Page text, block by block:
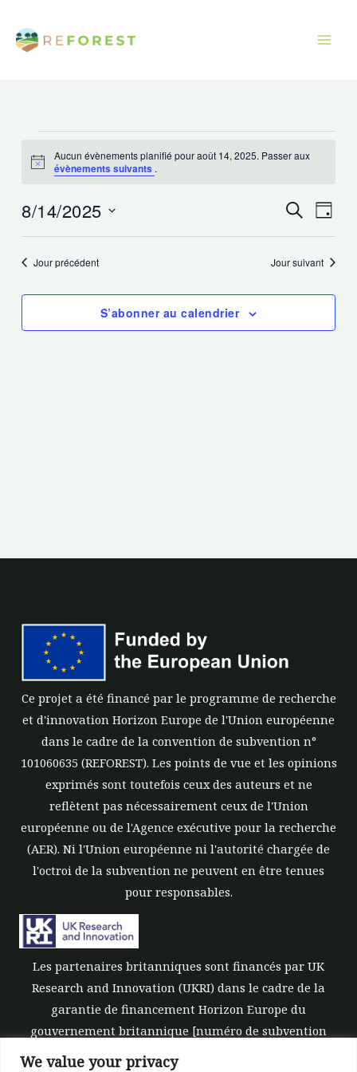
We value your privacy
contenu
for
14,
Avis
Aucun évènements planifié pour août 14, 2025. Passer aux
évènements suivants .
Recherche
vues
Recherche
Jour
8/14/2025
Sélectionnez
uneJour précédent Jour suivant
S’abonner au calendrier
Ce projet a été financé par le programme de recherche
et d'innovation Horizon Europe de l'Union européenne
dans le cadre de la convention de subvention n°
101060635 (REFOREST). Les points de vue et les opinions
exprimés sont toutefois ceux des auteurs et ne
reflètent pas nécessairement ceux de l'Union
européenne ou de l'Agence exécutive pour la recherche
(AER). Ni l'Union européenne ni l'autorité chargée de
l'octroi de la subvention ne peuvent en être tenues
pour responsables.
Les partenaires britanniques sont financés par UK
Research and Innovation (UKRI) dans le cadre de la
garantie de financement Horizon Europe du
gouvernement britannique [numéro de subvention